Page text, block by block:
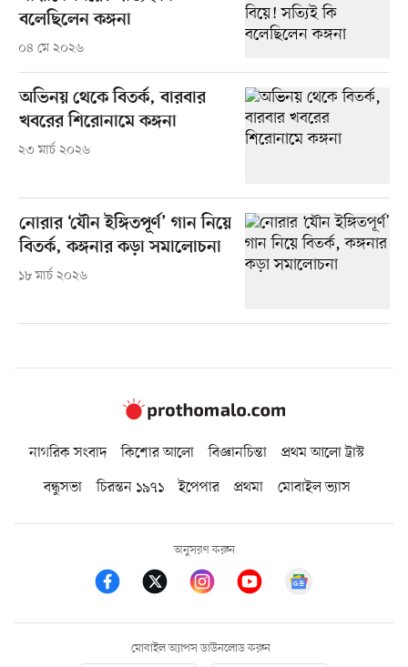
বলেছিলেন কঙ্গনা
০৪ মে ২০২৬
অভিনয় থেকে বিতর্ক, বারবার
খবরের শিরোনামে কঙ্গনা
২৩ মার্চ ২০২৬
নোরার ‘যৌন ইঙ্গিতপূর্ণ’ গান নিয়ে
বিতর্ক, কঙ্গনার কড়া সমালোচনা
১৮ মার্চ ২০২৬
নাগরিক সংবাদ কিশোর আলো বিজ্ঞানচিন্তা
প্রথম আলো ট্রাস্ট
বন্ধুসভা
চিরন্তন ১৯৭১ ইপেপার প্রথমা মোবাইল ভ্যাস
অনুসরণ করুন
মোবাইল অ্যাপস ডাউনলোড করুন